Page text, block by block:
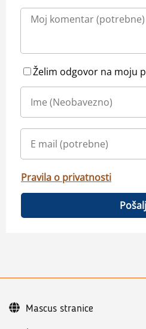
Želim odgovor na moju
Pravila o privatnosti
Mascus stranice